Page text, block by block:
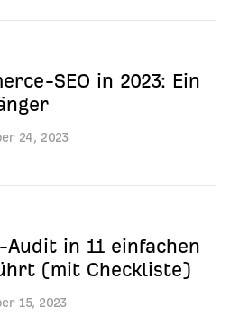
24, 2023
SEO in 2023: Ein
15, 2023
Audit in 11 einfachen
(mit Checkliste)